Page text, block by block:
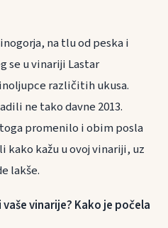
na tlu od peska i
se u vinariji Lastar
različitih ukusa.
ne tako davne 2013.
promenilo i obim posla
kako kažu u ovoj vinariji, uz
lakše.
vinarije? Kako je počela